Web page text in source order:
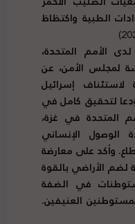
الطبية واكتظاظ
الأمم المتحدة،
لمجلس الأمن، عن
لاستئناف إسرائيل
لتحقيق كامل في
المتحدة في غزة،
الوصول الإنساني
وأكد على معارضة
لضم الأراضي بالقوة
في الضفة
العنيفين.